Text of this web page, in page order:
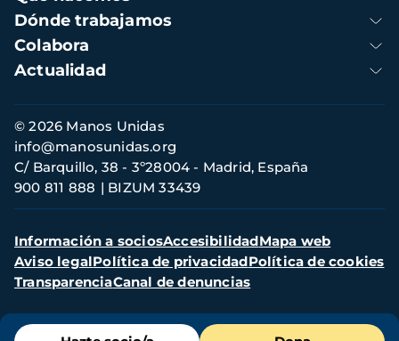
Menú
Dónde trabajamos
Colabora
Actualidad
Información
de
contacto
© 2026 Manos Unidas
C/ Barquillo, 38 - 3º28004 - Madrid, España
900 811 888
BIZUM 33439
info@manosunidas.org
Menú
secundario
Información a sociosAccesibilidadMapa web
Aviso legalPolítica de privacidadPolítica de cookies
TransparenciaCanal de denuncias